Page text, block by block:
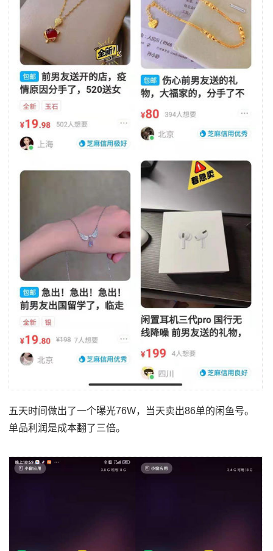
五天时间做出了一个曝光76W，当天卖出86单的闲鱼号。
单品利润是成本翻了三倍。